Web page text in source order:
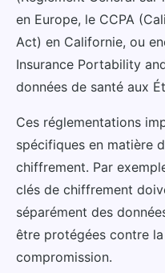
en Europe, le CCPA
Act) en Californie, ou
Insurance Portability
données de santé aux
Ces réglementations
spécifiques en matière
chiffrement. Par
clés de chiffrement
séparément des
être protégées contre
compromission.